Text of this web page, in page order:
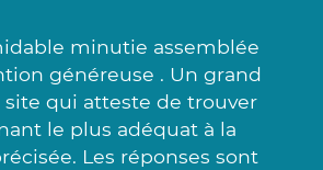
minutie assemblée
généreuse . Un grand
site qui atteste de trouver
le plus adéquat à la
Les réponses sont